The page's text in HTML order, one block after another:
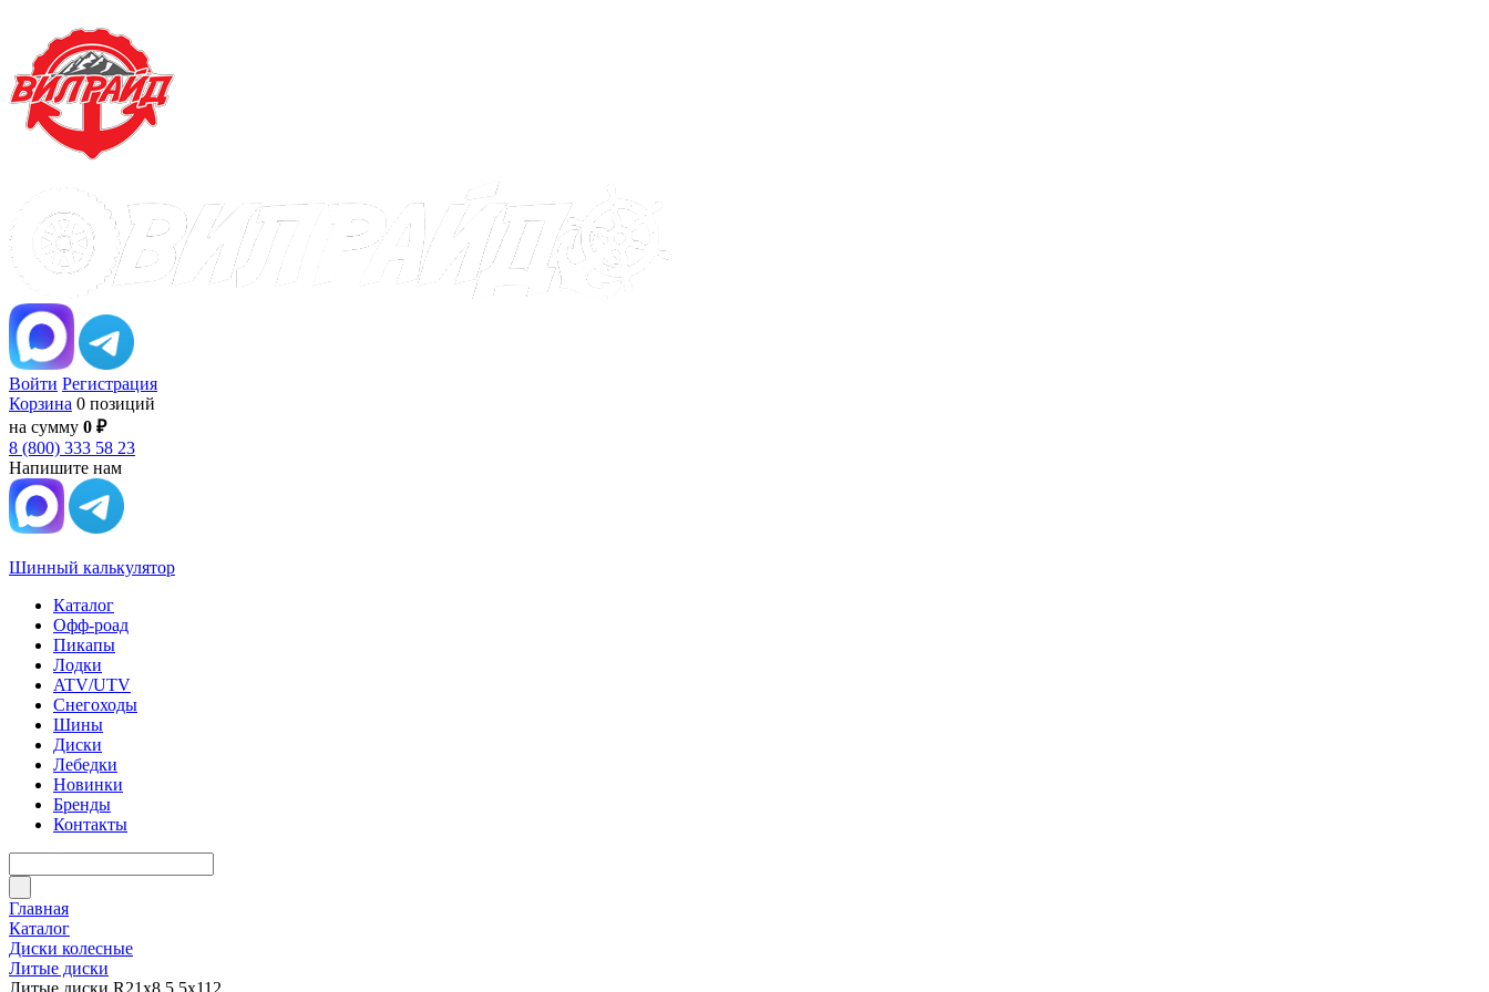
Войти Регистрация
Корзина 0 позиций
на сумму 0 ₽
8 (800) 333 58 23
Напишите нам
Шинный калькулятор
Каталог
Офф-роад
Пикапы
Лодки
ATV/UTV
Снегоходы
Шины
Диски
Лебедки
Новинки
Бренды
Контакты
Главная
Каталог
Диски колесные
Литые диски
Литые диски R21x8.5 5x112